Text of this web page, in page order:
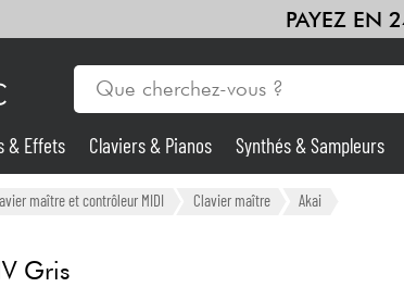
PAYEZ EN
& Effets Claviers & Pianos Synthés & Sampleurs
maître et contrôleur MIDI Clavier maître Akai
Gris